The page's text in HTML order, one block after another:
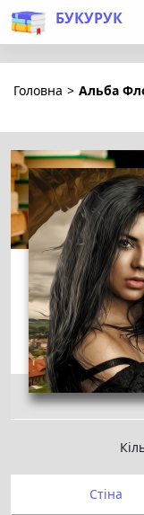
БУКУРУК
Головна > Альба
Стіна